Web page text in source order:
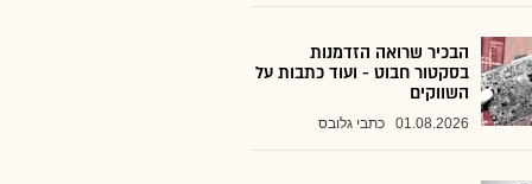
הבכיר שרואה הזדמנות
בסקטור חבוט - ועוד כתבות על
השווקים
01.08.2026 כתבי גלובס